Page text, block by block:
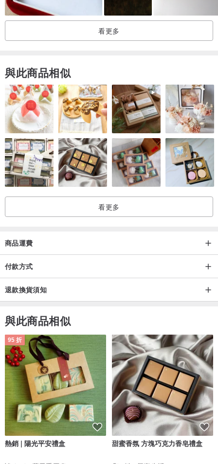
看更多
與此商品相似
看更多
商品運費
付款方式
退款換貨須知
與此商品相似
95 折
熱銷 | 陽光平安禮盒 甜蜜香氛 方塊巧克力香皂禮盒